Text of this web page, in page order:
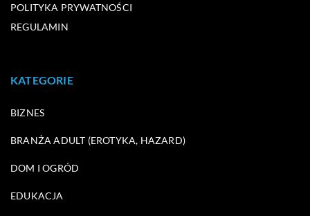
POLITYKA PRYWATNOŚCI
REGULAMIN
KATEGORIE
BIZNES
BRANŻA ADULT (EROTYKA, HAZARD)
DOM I OGRÓD
EDUKACJA